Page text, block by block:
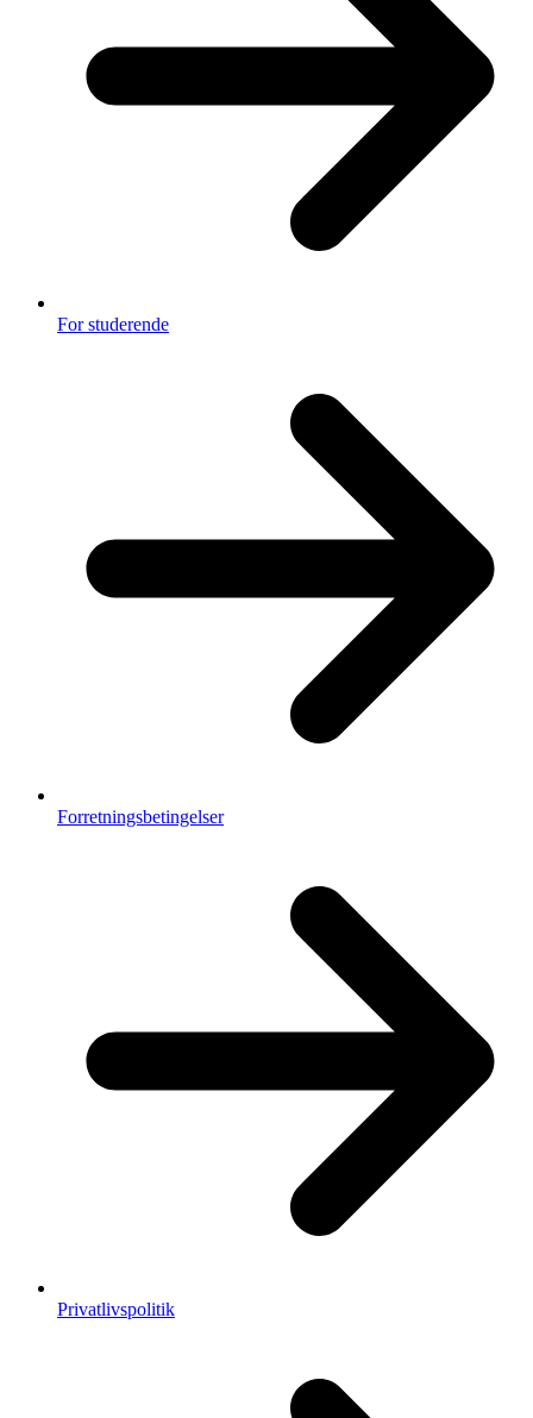
For studerende
Forretningsbetingelser
Privatlivspolitik